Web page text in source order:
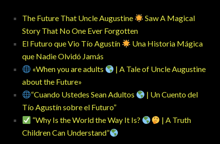
The Future That Uncle Augustine
Saw A Magical
Story That No One Ever Forgotten
El Futuro que Vio Tío Agustín
Una Historia Mágica
que Nadie Olvidó Jamás
«When you are adults
| A Tale of Uncle Augustine
about the Future»
“Cuando Ustedes Sean Adultos
| Un Cuento del
Tío Agustín sobre el Futuro”
“Why Is the World the Way It Is?
| A Truth
Children Can Understand”